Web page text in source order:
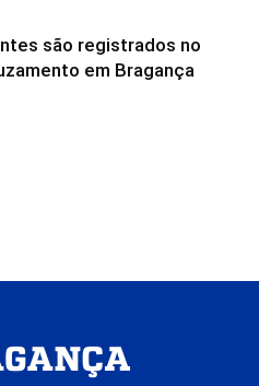
são registrados no
em Bragança